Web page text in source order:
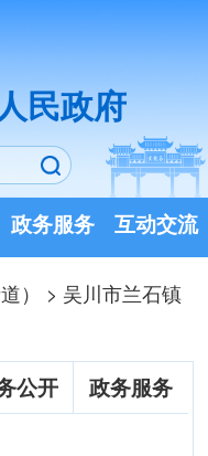
民政府
政务服务 互动交流
） > 吴川市兰石镇
公开
政务服务